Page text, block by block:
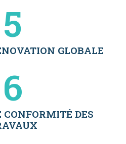
5
GLOBALE
6
CONFORMITÉ DES